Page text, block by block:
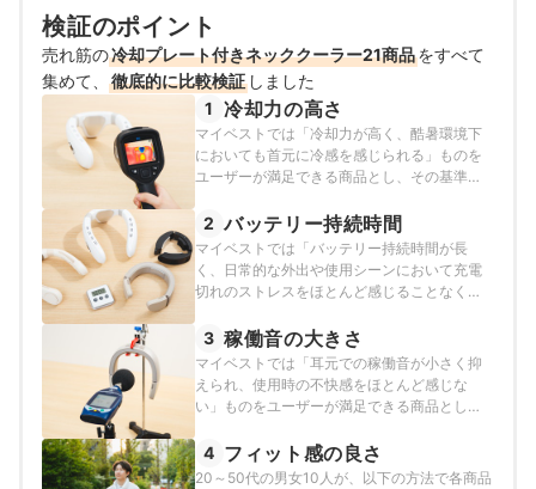
る。臨床栄養の生涯教育サイト谷口ゼミを開塾し、医療
従事者の生涯教育に邁進している。
谷口英喜のプロフィール
これまでの開発経験や商品知識を活かし、ヘルスケア商
品全般の比較検証を担当。「ユーザーが知りたいことを
適切な検証に基づきわかりやすく提供する」をモットー
に、日々の業務に取り組んでいる。
渡辺寛和のプロフィール
検証のポイント
売れ筋の冷却プレート付きネッククーラー21商品をすべて
集めて、
徹底的に比較検証 しました
1 冷却力の高さ
マイベストでは「冷却力が高く、酷暑環境下
においても首元に冷感を感じられる」ものを
ユーザーが満足できる商品とし、その基準を
した。
2 バッテリー持続時間
マイベストでは「バッテリー持続時間が長
く、日常的な外出や使用シーンにおいて充電
切れのストレスをほとんど感じることなく、
ザーが満足できる商品とし、以下の方法で検
証を行いました。
3 稼働音の大きさ
マイベストでは「耳元での稼働音が小さく抑
えられ、使用時の不快感をほとんど感じな
い」ものをユーザーが満足できる商品とし、
4 フィット感の良さ
20～50代の男女10人が、以下の方法で各商品